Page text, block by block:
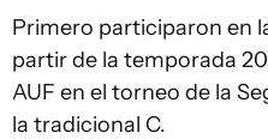
Primero participaron en
partir de la temporada
AUF en el torneo de la
la tradicional C.